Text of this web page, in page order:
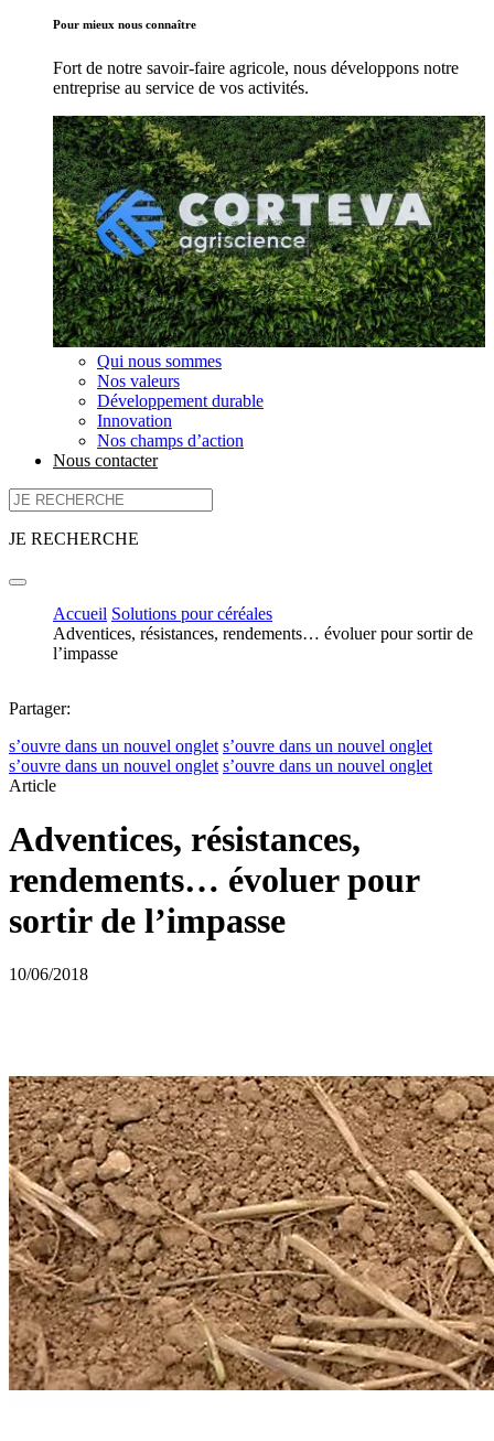
Pour mieux nous connaître
Fort de notre savoir-faire agricole, nous développons notre
entreprise au service de vos activités.
Qui nous sommes
Nos valeurs
Développement durable
Innovation
Nos champs d’action
Nous contacter
JE RECHERCHE
Accueil Solutions pour céréales
Adventices, résistances, rendements… évoluer pour sortir de
l’impasse
Partager:
s’ouvre dans un nouvel onglet s’ouvre dans un nouvel onglet
s’ouvre dans un nouvel onglet s’ouvre dans un nouvel onglet
Article
Adventices, résistances,
rendements… évoluer pour
sortir de l’impasse
10/06/2018